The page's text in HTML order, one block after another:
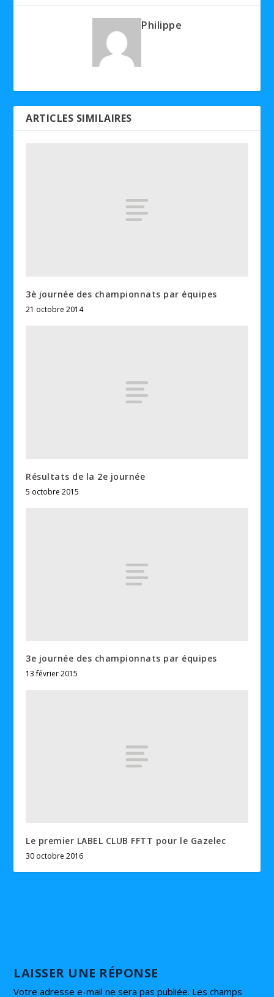
Philippe
ARTICLES SIMILAIRES
3è journée des championnats par équipes
21 octobre 2014
Résultats de la 2e journée
5 octobre 2015
3e journée des championnats par équipes
13 février 2015
Le premier LABEL CLUB FFTT pour le Gazelec
30 octobre 2016
LAISSER UNE RÉPONSE
Votre adresse e-mail ne sera pas publiée. Les champs